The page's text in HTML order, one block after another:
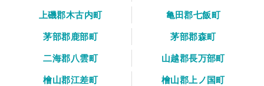
上磯郡木古内町
亀田郡七飯町
茅部郡鹿部町
茅部郡森町
二海郡八雲町
山越郡長万部町
檜山郡江差町
檜山郡上ノ国町